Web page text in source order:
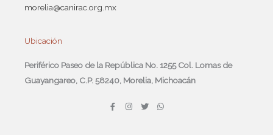
morelia@canirac.org.mx
Ubicación
Periférico Paseo de la República No. 1255 Col. Lomas de
Guayangareo, C.P. 58240, Morelia, Michoacán
F
a
I
n
T
w
W
h